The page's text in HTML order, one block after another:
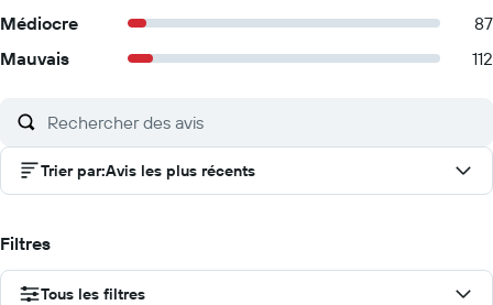
Médiocre
87
Mauvais
112
Trier par:Avis les plus récents
Filtres
Tous les filtres